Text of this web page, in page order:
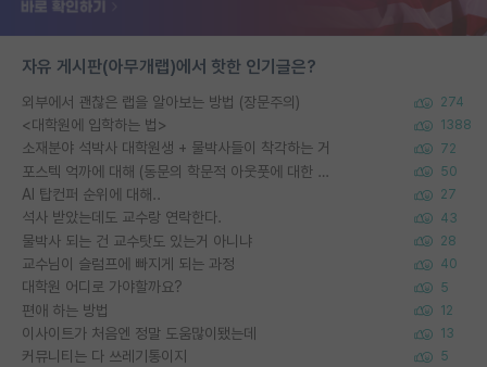
자유 게시판(아무개랩)에서 핫한 인기글은?
외부에서 괜찮은 랩을 알아보는 방법 (장문주의) 274
<대학원에 입학하는 법> 1388
소재분야 석박사 대학원생 + 물박사들이 착각하는 거 72
포스텍 억까에 대해 (동문의 학문적 아웃풋에 대한 반박) 50
AI 탑컨퍼 순위에 대해.. 27
석사 받았는데도 교수랑 연락한다. 43
물박사 되는 건 교수탓도 있는거 아니냐 28
교수님이 슬럼프에 빠지게 되는 과정 40
대학원 어디로 가야할까요? 5
편애 하는 방법 12
이사이트가 처음엔 정말 도움많이됐는데 13
커뮤니티는 다 쓰레기통이지 5